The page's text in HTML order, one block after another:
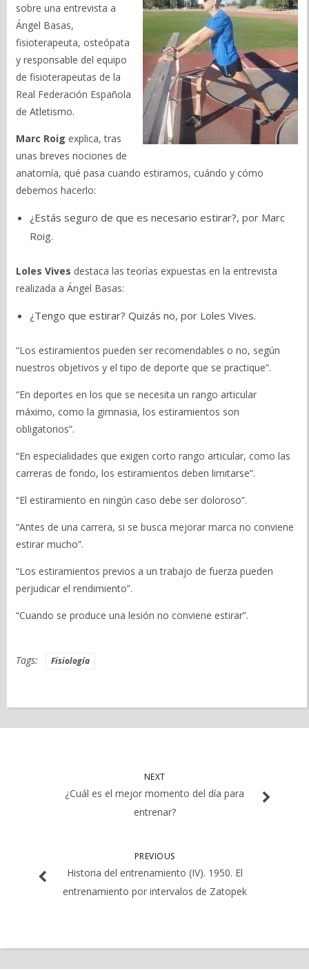
sobre una entrevista a
Ángel Basas,
fisioterapeuta, osteópata
y responsable del equipo
de fisioterapeutas de la
Real Federación Española
de Atletismo.
Marc Roig explica, tras
unas breves nociones de
anatomía, qué pasa cuando estiramos, cuándo y cómo
debemos hacerlo:
¿Estás seguro de que es necesario estirar?, por Marc
Roig.
Loles Vives destaca las teorías expuestas en la entrevista
realizada a Ángel Basas:
¿Tengo que estirar? Quizás no, por Loles Vives.
“Los estiramientos pueden ser recomendables o no, según
nuestros objetivos y el tipo de deporte que se practique”.
“En deportes en los que se necesita un rango articular
máximo, como la gimnasia, los estiramientos son
obligatorios”.
“En especialidades que exigen corto rango articular, como las
carreras de fondo, los estiramientos deben limitarse”.
“El estiramiento en ningún caso debe ser doloroso”.
“Antes de una carrera, si se busca mejorar marca no conviene
estirar mucho”.
“Los estiramientos previos a un trabajo de fuerza pueden
perjudicar el rendimiento”.
“Cuando se produce una lesión no conviene estirar”.
Tags: Fisiología
NEXT
¿Cuál es el mejor momento del día para
entrenar?
PREVIOUS
Historia del entrenamiento (IV). 1950. El
entrenamiento por intervalos de Zatopek